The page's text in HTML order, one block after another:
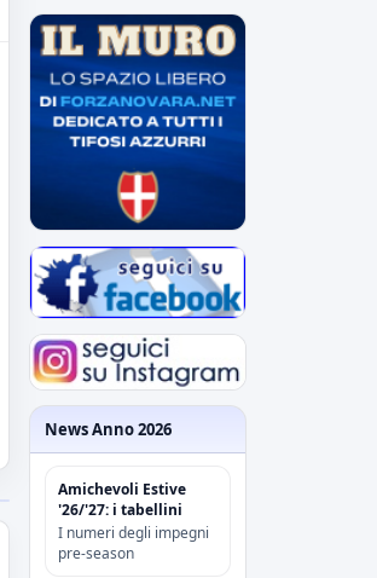
News Anno 2026
Amichevoli Estive
'26/'27: i tabellini
I numeri degli impegni
pre-season